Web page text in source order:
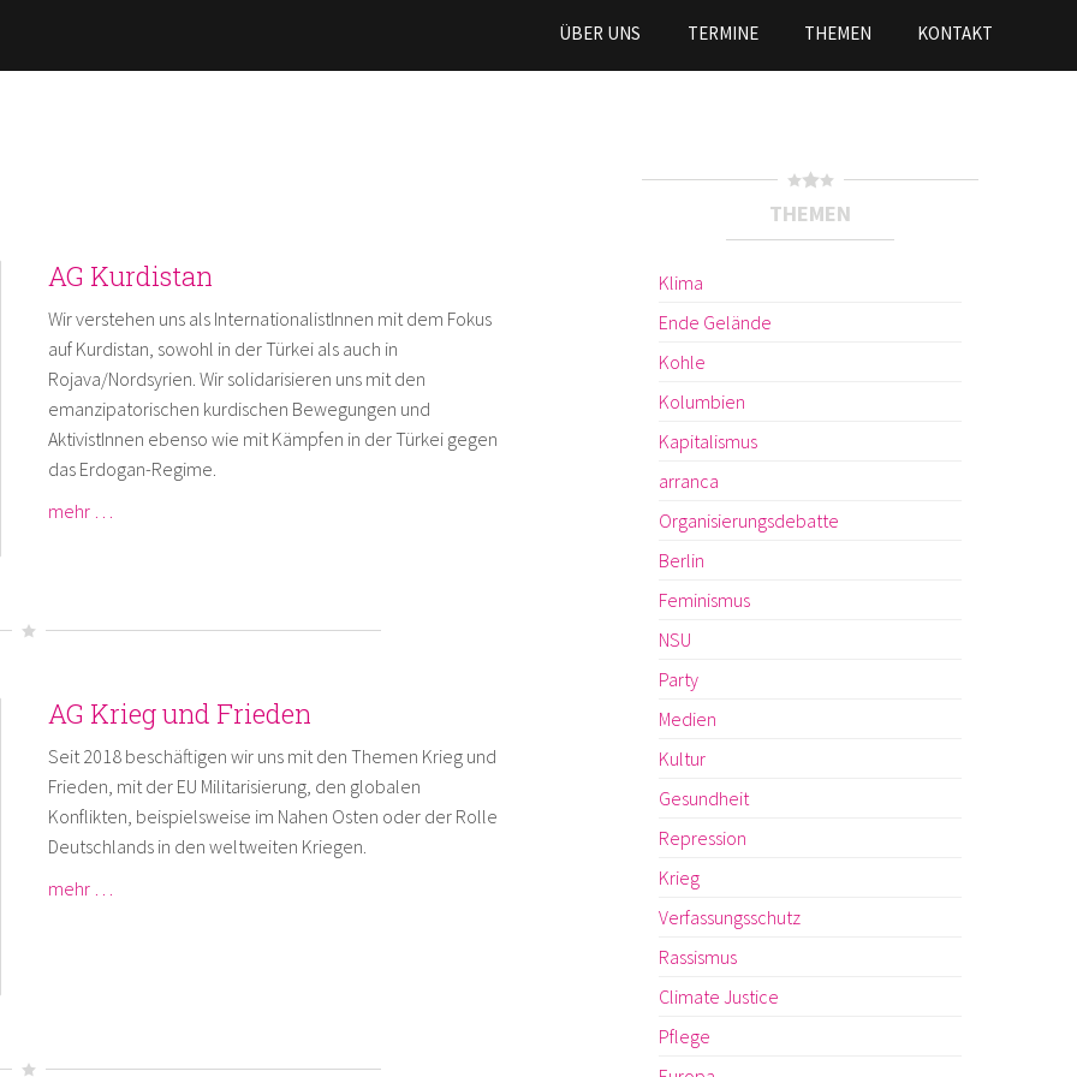
content
ÜBER UNS TERMINE THEMEN KONTAKT
AG Kurdistan
Wir verstehen uns als InternationalistInnen mit dem Fokus
auf Kurdistan, sowohl in der Türkei als auch in
Rojava/Nordsyrien. Wir solidarisieren uns mit den
emanzipatorischen kurdischen Bewegungen und
AktivistInnen ebenso wie mit Kämpfen in der Türkei gegen
das Erdogan-Regime.
mehr …
AG Krieg und Frieden
Seit 2018 beschäftigen wir uns mit den Themen Krieg und
Frieden, mit der EU Militarisierung, den globalen
Konflikten, beispielsweise im Nahen Osten oder der Rolle
Deutschlands in den weltweiten Kriegen.
mehr …
THEMEN
Klima
Ende Gelände
Kohle
Kolumbien
Kapitalismus
arranca
Organisierungsdebatte
Berlin
Feminismus
NSU
Party
Medien
Kultur
Gesundheit
Repression
Krieg
Verfassungsschutz
Rassismus
Climate Justice
Pflege